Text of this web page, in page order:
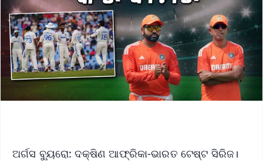
ଅର୍ଗସ ବ୍ୟୁରୋ: ଦକ୍ଷିଣ ଆଫ୍ରିକା-ଭାରତ ଟେଷ୍ଟ ସିରିଜ।